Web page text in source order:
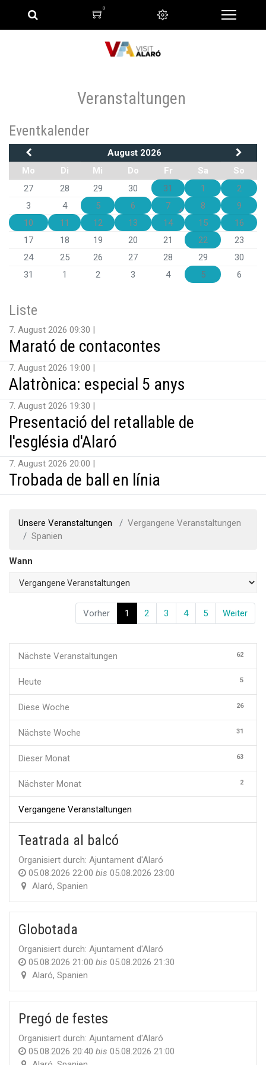
0
Veranstaltungen
Eventkalender
August 2026
Mo
Di Mi Do Fr Sa
So
27
28 29 30 31 1
2
3
4 5 6 7 8
9
10
11 12 13 14 15
16
17
18 19 20 21 22
23
24
25 26 27 28 29
30
31
1 2 3 4 5 6
Liste
7. August 2026 09:30
Marató de contacontes
7. August 2026 19:00
Alatrònica: especial 5 anys
7. August 2026 19:30
Presentació del retallable de
l'església d'Alaró
7. August 2026 20:00
Trobada de ball en línia
Unsere Veranstaltungen
Vergangene Veranstaltungen
Spanien
Wann
Vorher 1 2 3 4 5 Weiter
Nächste Veranstaltungen 62
Heute 5
Diese Woche 26
Nächste Woche 31
Dieser Monat 63
Nächster Monat 2
Vergangene Veranstaltungen
Teatrada al balcó
Organisiert durch: Ajuntament d'Alaró
05.08.2026 22:00 bis 05.08.2026 23:00
Alaró,Spanien
Globotada
Organisiert durch: Ajuntament d'Alaró
05.08.2026 21:00 bis 05.08.2026 21:30
Alaró,Spanien
Pregó de festes
Organisiert durch: Ajuntament d'Alaró
05.08.2026 20:40 bis 05.08.2026 21:00